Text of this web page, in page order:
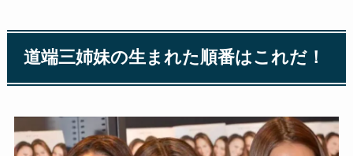
道端三姉妹の生まれた順番はこれだ！